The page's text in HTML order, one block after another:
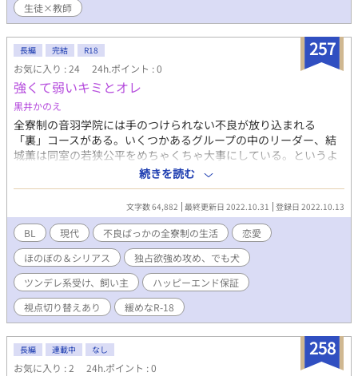
生徒×教師
257
長編 完結 R18
お気に入り : 24 24h.ポイント : 0
強くて弱いキミとオレ
黒井かのえ
全寮制の音羽学院には手のつけられない不良が放り込まれる
「裏」コースがある。いくつかあるグループの中のリーダー、結
城薫は同室の若狭公平をめちゃくちゃ大事にしている。というよ
り、もはや犬。いつもクールで少しそっけない公平に構ってほし
くてしかたない。エリート集団の「表」から編入してきたワケア
リな公平だったが、そんな薫との毎日を平穏に過ごしている。だ
が、ある日、公平を「自分の女」だと言う奴に出会い、薫は公平
を意識せずにいられなくなっていく。自分を避ける薫に公平がキ
れてしまい、２人の仲はぎくしゃく。その裏で、公平を手に入れ
ようと画策する奴が……
続きを読む
文字数 64,882 最終更新日 2022.10.31 登録日 2022.10.13
BL 現代 不良ばっかの全寮制の生活
恋愛
ほのぼの＆シリアス
独占欲強め攻め、でも犬
ツンデレ系受け、飼い主
ハッピーエンド保証
視点切り替えあり
緩めなR-18
258
長編 連載中 なし
お気に入り : 2 24h.ポイント : 0